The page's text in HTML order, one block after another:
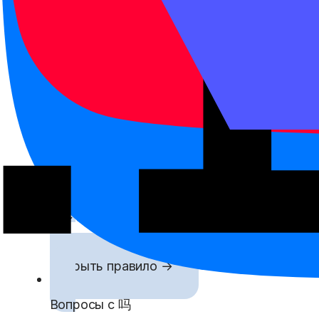
Как обращаться к старшим, знакомым,
Открыть правило →
Конструкция 把
比 с 更 / 最
更 усиливает сравнение, а 最 выделяет
Открыть правило →
Вопросы с 吗